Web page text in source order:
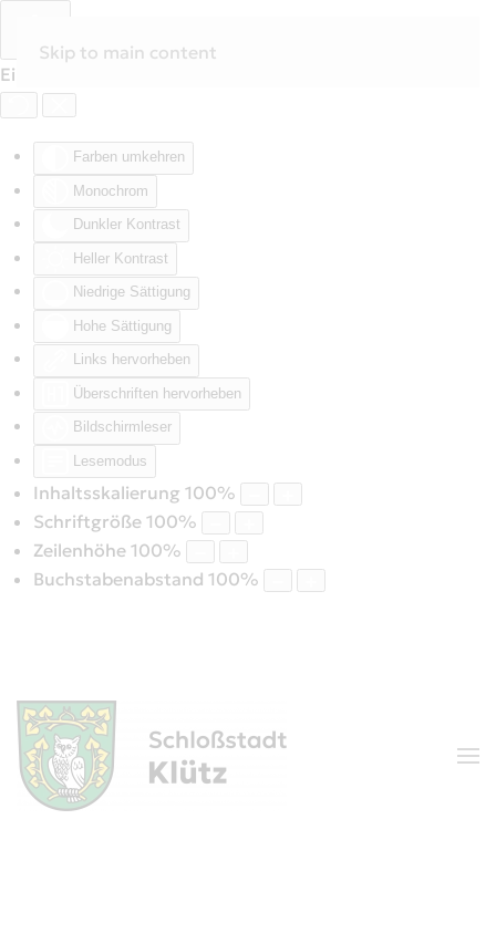
Eingabehilfen öffnen
Farben umkehren
Monochrom
Dunkler Kontrast
Heller Kontrast
Niedrige Sättigung
Hohe Sättigung
Links hervorheben
Überschriften hervorheben
Bildschirmleser
Lesemodus
Inhaltsskalierung 100%
Schriftgröße 100%
Zeilenhöhe 100%
Buchstabenabstand 100%
Skip to main content